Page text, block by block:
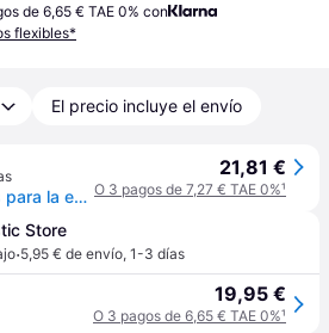
de 6,65 € TAE 0% con
flexibles*
El precio incluye el envío
Bad Kitty - esposas para la espalda - ajuste trasero - negro
21,81 €
O 3 pagos de 7,27 € TAE 0%¹
Store
·5,95 € de envío, 1-3 días
19,95 €
O 3 pagos de 6,65 € TAE 0%¹